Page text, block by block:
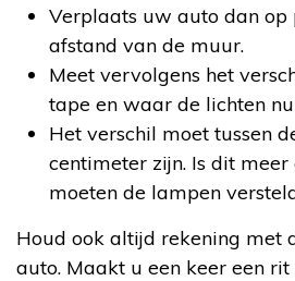
Verplaats uw auto dan op
afstand van de muur.
Meet vervolgens het
tape en waar de lichten nu
Het verschil moet tussen
centimeter zijn. Is dit
moeten de lampen
Houd ook altijd rekening met
auto. Maakt u een keer een